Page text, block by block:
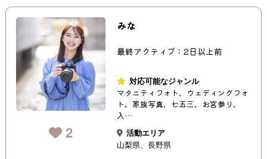
2
みな
最終アクティブ：2日以上前
対応可能なジャンル
マタニティフォト、ウェディングフォ
ト、家族写真、七五三、お宮参り、
入…
活動エリア
山梨県
長野県